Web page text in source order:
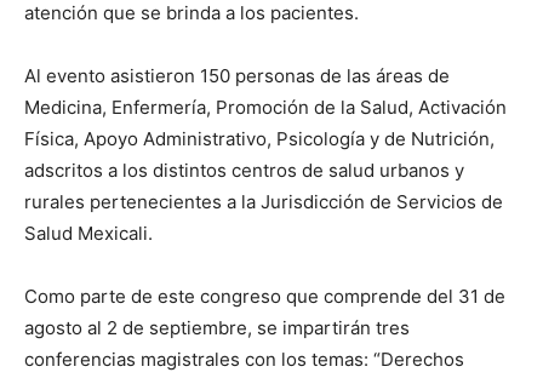
atención que se brinda a los pacientes.
Al evento asistieron 150 personas de las áreas de
Medicina, Enfermería, Promoción de la Salud, Activación
Física, Apoyo Administrativo, Psicología y de Nutrición,
adscritos a los distintos centros de salud urbanos y
rurales pertenecientes a la Jurisdicción de Servicios de
Salud Mexicali.
Como parte de este congreso que comprende del 31 de
agosto al 2 de septiembre, se impartirán tres
conferencias magistrales con los temas: “Derechos